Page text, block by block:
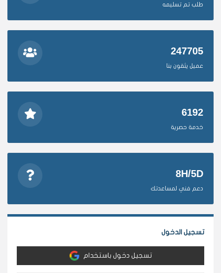
طلب تم تسليمه
247705
عميل يثقون بنا
6192
خدمة حصرية
8H/5D
دعم فني لمساعدتك
تسجيل الدخول
تسجيل دخول باستخدام